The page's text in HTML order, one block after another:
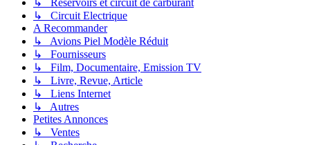
↳ Réservoirs et circuit de carburant
↳ Circuit Electrique
A Recommander
↳ Avions Piel Modèle Réduit
↳ Fournisseurs
↳ Film, Documentaire, Emission TV
↳ Livre, Revue, Article
↳ Liens Internet
↳ Autres
Petites Annonces
↳ Ventes